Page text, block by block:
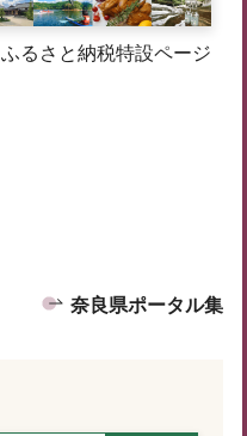
ふるさと納税特設ページ
奈良県ポータル集